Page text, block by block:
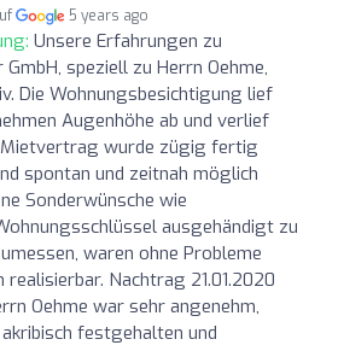
5 years ago
Unsere Erfahrungen zu
speziell zu Herrn Oehme,
Die Wohnungsbesichtigung lief
Augenhöhe ab und verlief
Mietvertrag wurde zügig fertig
spontan und zeitnah möglich
Sonderwünsche wie
ausgehändigt zu
waren ohne Probleme
Nachtrag 21.01.2020
Oehme war sehr angenehm,
festgehalten und